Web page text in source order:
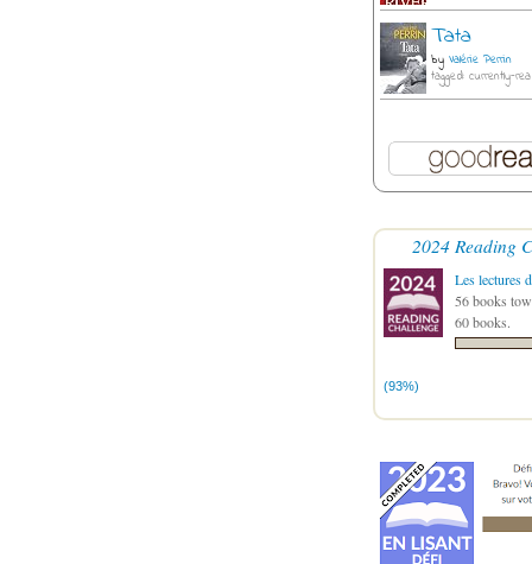
Tata
by Valérie Perrin
tagged: currently-
2024 Reading
Les lectures
56 books
60 books.
(93%)